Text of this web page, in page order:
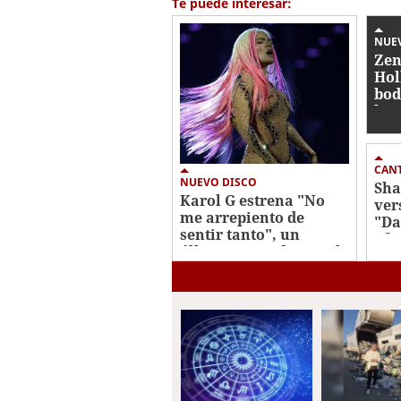
secondsVolume
0%
NUEVO DISCO
Karol G estrena "No
me arrepiento de
sentir tanto", un
álbum marcado por el